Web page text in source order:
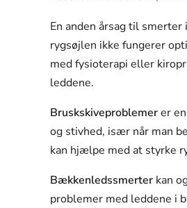
En anden årsag til
rygsøjlen ikke fungerer
med fysioterapi eller
leddene.
Bruskskiveproblemerer
og stivhed, især når man
kan hjælpe med at styrke
Bækkenledssmerter kan
problemer med leddene i